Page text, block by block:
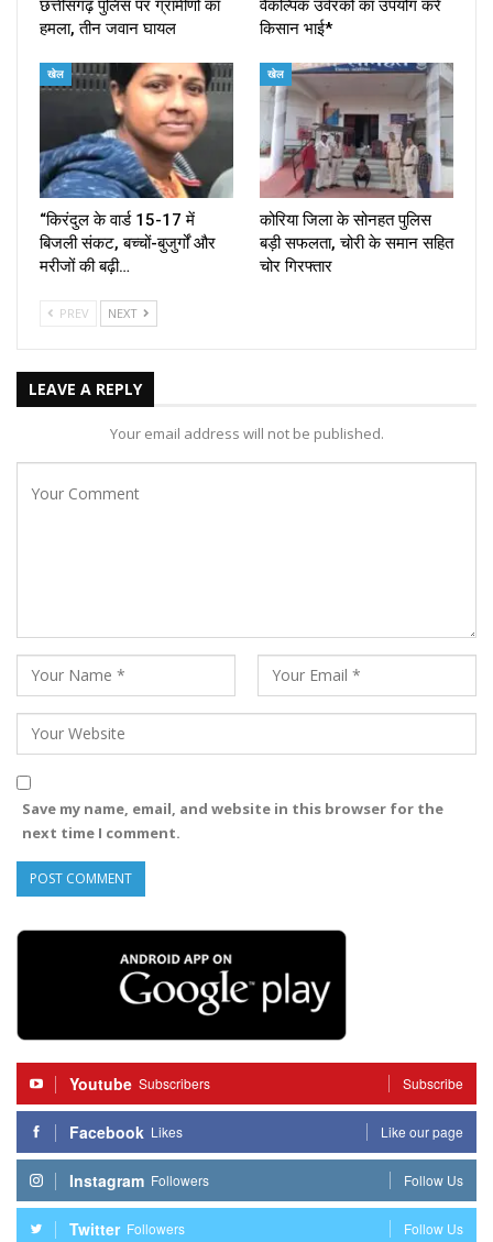
छत्तीसगढ़ पुलिस पर ग्रामीणों का
हमला, तीन जवान घायल
वैकल्पिक उर्वरकों का उपयोग करे
किसान भाई*
खेल
“किरंदुल के वार्ड 15-17 में
बिजली संकट, बच्चों-बुजुर्गों और
मरीजों की बढ़ी…
खेल
कोरिया जिला के सोनहत पुलिस
बड़ी सफलता, चोरी के समान सहित
चोर गिरफ्तार
PREV NEXT
LEAVE A REPLY
Your email address will not be published.
Save my name, email, and website in this browser for the
next time I comment.
Youtube Subscribers Subscribe
Facebook Likes Like our page
Instagram Followers Follow Us
Twitter Followers Follow Us